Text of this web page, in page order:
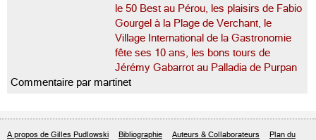
le 50 Best au Pérou, les plaisirs de Fabio
Gourgel à la Plage de Verchant, le
Village International de la Gastronomie
fête ses 10 ans, les bons tours de
Jérémy Gabarrot au Palladia de Purpan
Commentaire par martinet
A propos de Gilles Pudlowski Bibliographie Auteurs & Collaborateurs
Plan du